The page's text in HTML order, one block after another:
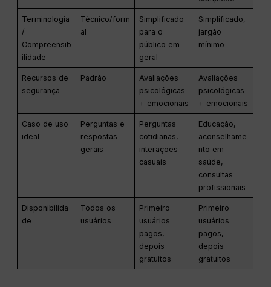
Terminologia
/
Compreensib
ilidade
Técnico/form
al
Simplificado
para o
público em
geral
Simplificado,
jargão
mínimo
Recursos de
segurança
Padrão
Avaliações
psicológicas
+ emocionais
Avaliações
psicológicas
+ emocionais
Caso de uso
ideal
Perguntas e
respostas
gerais
Perguntas
cotidianas,
interações
casuais
Educação,
aconselhame
nto em
saúde,
consultas
profissionais
Disponibilida
de
Todos os
usuários
Primeiro
usuários
pagos,
depois
gratuitos
Primeiro
usuários
pagos,
depois
gratuitos